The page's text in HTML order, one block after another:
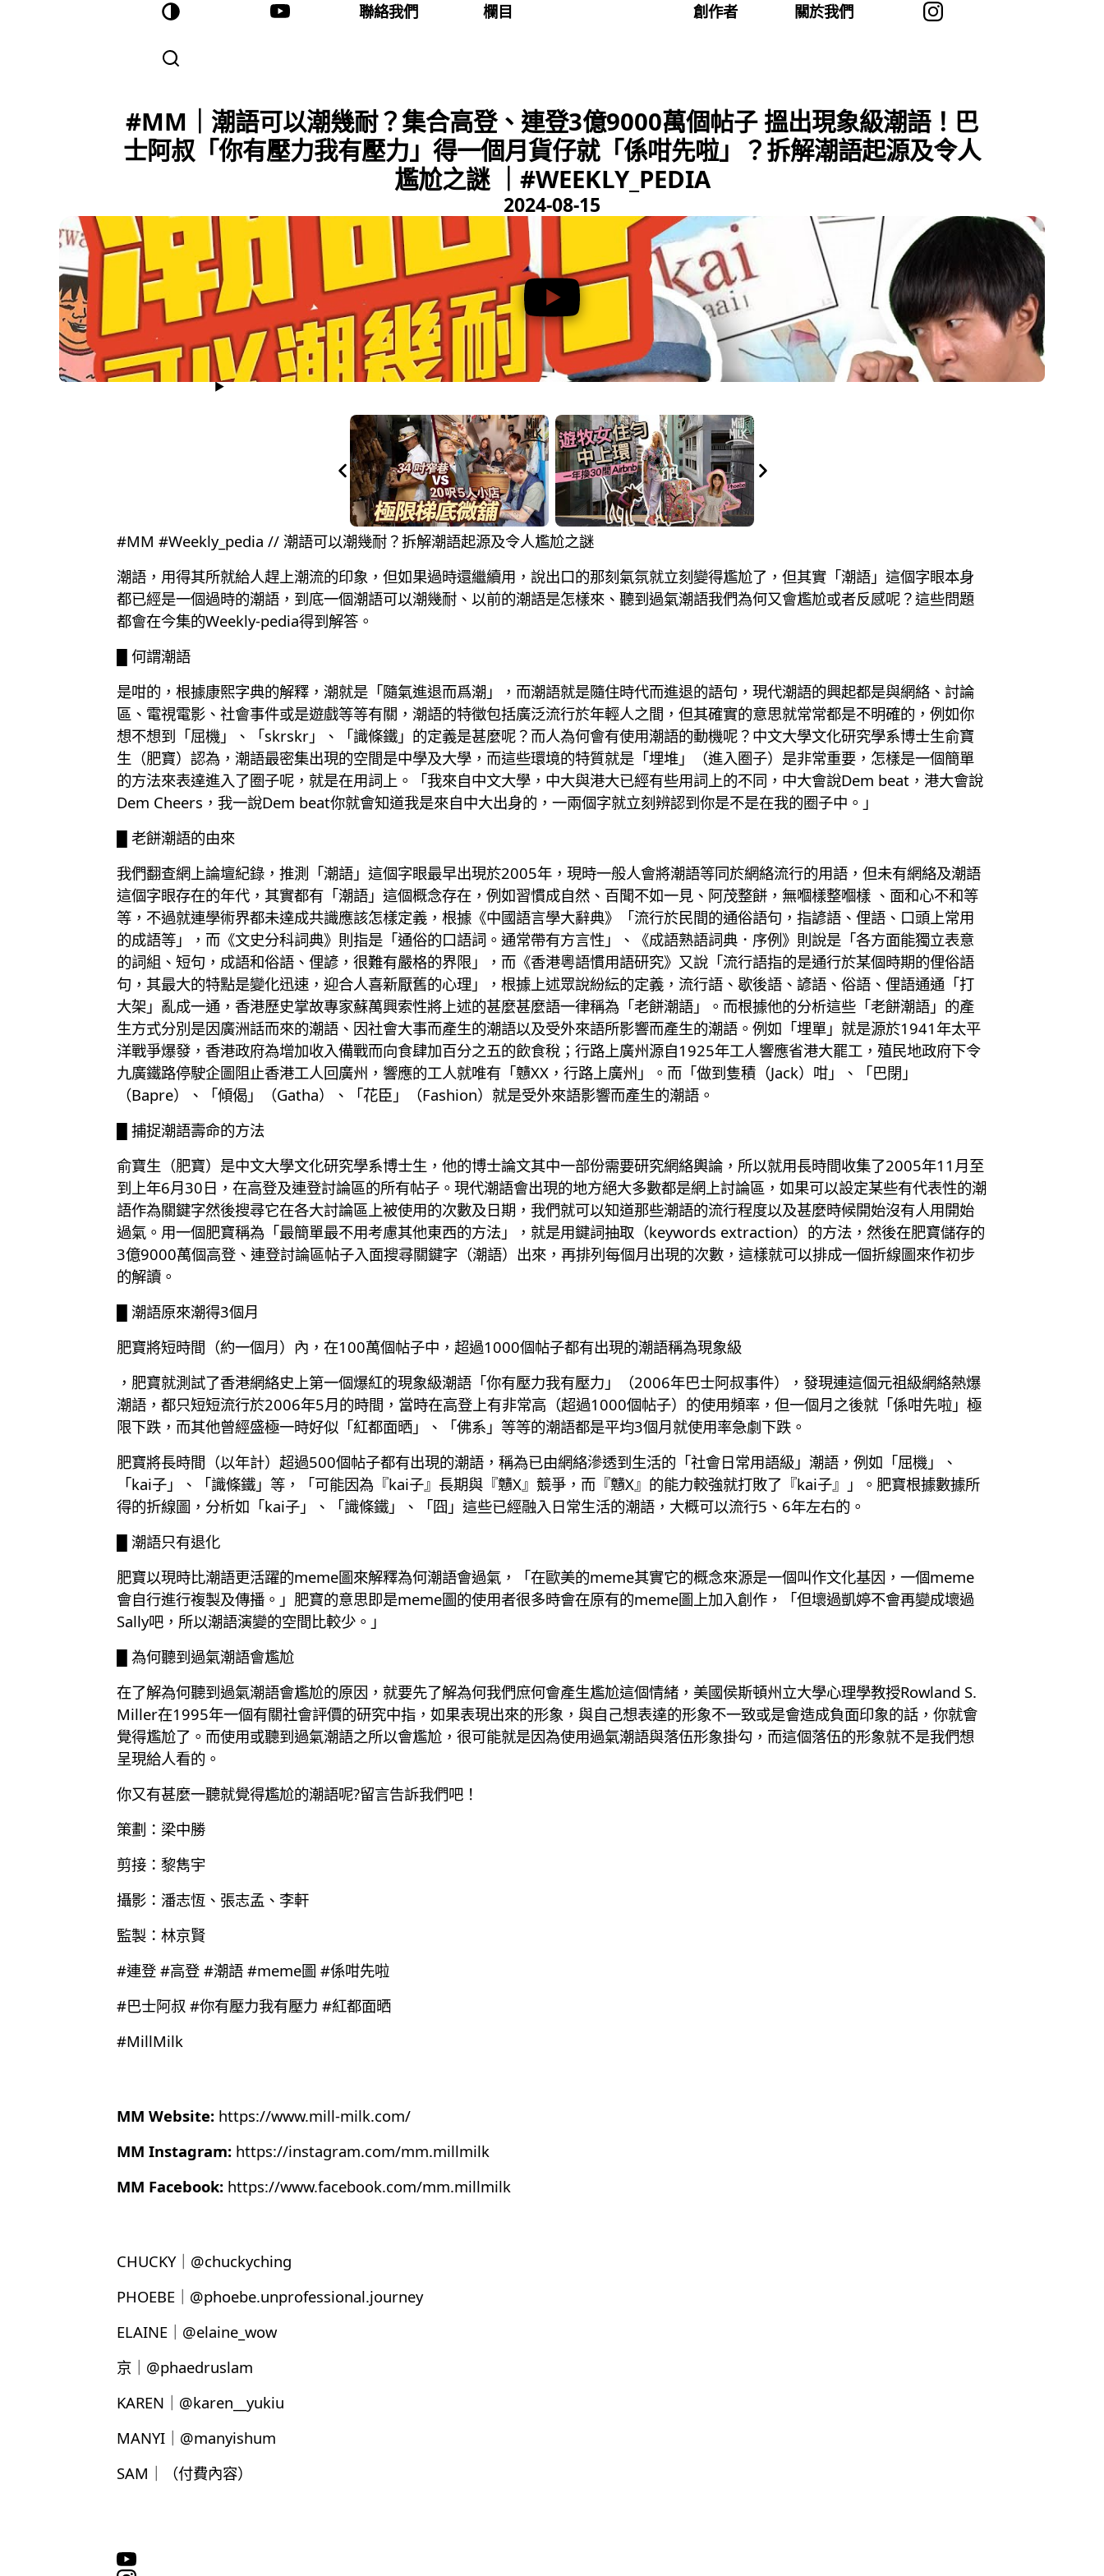
聯絡我們 欄目 創作者 關於我們
#MM｜潮語可以潮幾耐？集合高登、連登3億9000萬個帖子 搵出現象級潮語！巴
士阿叔「你有壓力我有壓力」得一個月貨仔就「係咁先啦」？拆解潮語起源及令人
尷尬之謎 ｜#WEEKLY_PEDIA
2024-08-15
#MM #Weekly_pedia // 潮語可以潮幾耐？拆解潮語起源及令人尷尬之謎
潮語，用得其所就給人趕上潮流的印象，但如果過時還繼續用，說出口的那刻氣氛就立刻變得尷尬了，但其實「潮語」這個字眼本身
都已經是一個過時的潮語，到底一個潮語可以潮幾耐、以前的潮語是怎樣來、聽到過氣潮語我們為何又會尷尬或者反感呢？這些問題
都會在今集的Weekly-pedia得到解答。
█ 何謂潮語
是咁的，根據康熙字典的解釋，潮就是「隨氣進退而爲潮」，而潮語就是隨住時代而進退的語句，現代潮語的興起都是與網絡、討論
區、電視電影、社會事件或是遊戲等等有關，潮語的特徵包括廣泛流行於年輕人之間，但其確實的意思就常常都是不明確的，例如你
想不想到「屈機」、「skrskr」、「識條鐵」的定義是甚麼呢？而人為何會有使用潮語的動機呢？中文大學文化研究學系博士生俞寶
生（肥寶）認為，潮語最密集出現的空間是中學及大學，而這些環境的特質就是「埋堆」（進入圈子）是非常重要，怎樣是一個簡單
的方法來表達進入了圈子呢，就是在用詞上。「我來自中文大學，中大與港大已經有些用詞上的不同，中大會說Dem beat，港大會說
Dem Cheers，我一說Dem beat你就會知道我是來自中大出身的，一兩個字就立刻辨認到你是不是在我的圈子中。」
█ 老餅潮語的由來
我們翻查網上論壇紀錄，推測「潮語」這個字眼最早出現於2005年，現時一般人會將潮語等同於網絡流行的用語，但未有網絡及潮語
這個字眼存在的年代，其實都有「潮語」這個概念存在，例如習慣成自然、百聞不如一見、阿茂整餅，無嗰樣整嗰樣 、面和心不和等
等，不過就連學術界都未達成共識應該怎樣定義，根據《中國語言學大辭典》「流行於民間的通俗語句，指諺語、俚語、口頭上常用
的成語等」，而《文史分科詞典》則指是「通俗的口語詞。通常帶有方言性」、《成語熟語詞典．序例》則說是「各方面能獨立表意
的詞組、短句，成語和俗語、俚諺，很難有嚴格的界限」，而《香港粵語慣用語研究》又說「流行語指的是通行於某個時期的俚俗語
句，其最大的特點是變化迅速，迎合人喜新厭舊的心理」，根據上述眾說紛紜的定義，流行語、歇後語、諺語、俗語、俚語通通「打
大架」亂成一通，香港歷史掌故專家蘇萬興索性將上述的甚麼甚麼語一律稱為「老餅潮語」。而根據他的分析這些「老餅潮語」的產
生方式分別是因廣洲話而來的潮語、因社會大事而產生的潮語以及受外來語所影響而產生的潮語。例如「埋單」就是源於1941年太平
洋戰爭爆發，香港政府為增加收入備戰而向食肆加百分之五的飲食稅；行路上廣州源自1925年工人響應省港大罷工，殖民地政府下令
九廣鐵路停駛企圖阻止香港工人回廣州，響應的工人就唯有「戇XX，行路上廣州」。而「做到隻積（Jack）咁」、「巴閉」
（Bapre）、「傾偈」（Gatha）、「花臣」（Fashion）就是受外來語影響而產生的潮語。
█ 捕捉潮語壽命的方法
俞寶生（肥寶）是中文大學文化研究學系博士生，他的博士論文其中一部份需要研究網絡輿論，所以就用長時間收集了2005年11月至
到上年6月30日，在高登及連登討論區的所有帖子。現代潮語會出現的地方絕大多數都是網上討論區，如果可以設定某些有代表性的潮
語作為關鍵字然後搜尋它在各大討論區上被使用的次數及日期，我們就可以知道那些潮語的流行程度以及甚麼時候開始沒有人用開始
過氣。用一個肥寶稱為「最簡單最不用考慮其他東西的方法」，就是用鍵詞抽取（keywords extraction）的方法，然後在肥寶儲存的
3億9000萬個高登、連登討論區帖子入面搜尋關鍵字（潮語）出來，再排列每個月出現的次數，這樣就可以排成一個折線圖來作初步
的解讀。
█ 潮語原來潮得3個月
肥寶將短時間（約一個月）內，在100萬個帖子中，超過1000個帖子都有出現的潮語稱為現象級
，肥寶就測試了香港網絡史上第一個爆紅的現象級潮語「你有壓力我有壓力」（2006年巴士阿叔事件），發現連這個元祖級網絡熱爆
潮語，都只短短流行於2006年5月的時間，當時在高登上有非常高（超過1000個帖子）的使用頻率，但一個月之後就「係咁先啦」極
限下跌，而其他曾經盛極一時好似「紅都面晒」、「佛系」等等的潮語都是平均3個月就使用率急劇下跌。
肥寶將長時間（以年計）超過500個帖子都有出現的潮語，稱為已由網絡滲透到生活的「社會日常用語級」潮語，例如「屈機」、
「kai子」、「識條鐵」等，「可能因為『kai子』長期與『戇X』競爭，而『戇X』的能力較強就打敗了『kai子』」。肥寶根據數據所
得的折線圖，分析如「kai子」、「識條鐵」、「囧」這些已經融入日常生活的潮語，大概可以流行5、6年左右的。
█ 潮語只有退化
肥寶以現時比潮語更活躍的meme圖來解釋為何潮語會過氣，「在歐美的meme其實它的概念來源是一個叫作文化基因，一個meme
會自行進行複製及傳播。」肥寶的意思即是meme圖的使用者很多時會在原有的meme圖上加入創作，「但壞過凱婷不會再變成壞過
Sally吧，所以潮語演變的空間比較少。」
█ 為何聽到過氣潮語會尷尬
在了解為何聽到過氣潮語會尷尬的原因，就要先了解為何我們庶何會產生尷尬這個情緒，美國侯斯頓州立大學心理學教授Rowland S.
Miller在1995年一個有關社會評價的研究中指，如果表現出來的形象，與自己想表達的形象不一致或是會造成負面印象的話，你就會
覺得尷尬了。而使用或聽到過氣潮語之所以會尷尬，很可能就是因為使用過氣潮語與落伍形象掛勾，而這個落伍的形象就不是我們想
呈現給人看的。
你又有甚麼一聽就覺得尷尬的潮語呢?留言告訴我們吧！
策劃：梁中勝
剪接：黎雋宇
攝影：潘志恆、張志孟、李軒
監製：林京賢
#連登 #高登 #潮語 #meme圖 #係咁先啦
#巴士阿叔 #你有壓力我有壓力 #紅都面晒
#MillMilk
MM Website: https://www.mill-milk.com/
MM Instagram: https://instagram.com/mm.millmilk
MM Facebook: https://www.facebook.com/mm.millmilk
CHUCKY｜@chuckyching
PHOEBE｜@phoebe.unprofessional.journey
ELAINE｜@elaine_wow
京｜@phaedruslam
KAREN｜@karen__yukiu
MANYI｜@manyishum
SAM｜（付費內容）